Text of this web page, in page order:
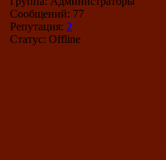
Сообщений: 77
Репутация: 2
Статус: Offline